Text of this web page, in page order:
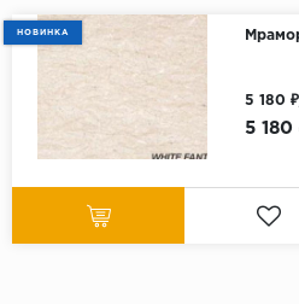
НОВИНКА
5
5 180